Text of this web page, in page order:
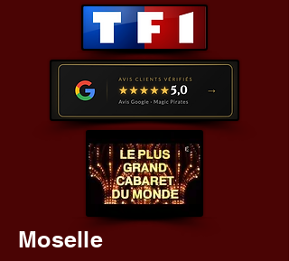
Moselle